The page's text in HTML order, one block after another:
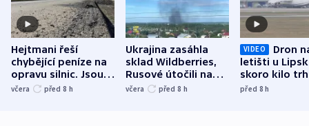
Hejtmani řeší
chybějící peníze na
opravu silnic. Jsou
nenárokové, namítá
včera před 8 h
Ukrajina zasáhla
sklad Wildberries,
Rusové útočili na
trh, hasiče či
včera před 8 h
VIDEO
Dron
letišti u
skoro kilo
indicie
před 8h